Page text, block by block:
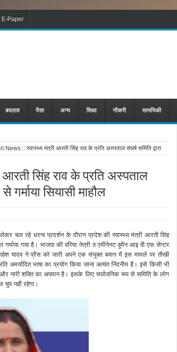
E-Paper
बदलाव पैसा अन्य शिक्षा नौकरी सामयिकी
News :: स्वास्थ्य मंत्री आरती सिंह राव के प्रति अस्पताल संघर्ष समिति द्वारा
आरती सिंह राव के प्रति अस्पताल
गर्माया सियासी माहौल
चल रहे धरना प्रदर्शन के दौरान प्रदेश की स्वास्थ्य मंत्री आरती सिंह
गर्माया गया है। भाजपा की वरिष्ठ नेत्री व एमीनेनट वूमैन आइ वी एफ सेन्टर
यादव ने प्रैस को जारी अपने एक संयुक्त बयान में इस मामले पर तीखी
अमर्यादित भाषा का प्रयोग किया जाना अत्यंत निंदनीय है। इसे किसी भी
नारी शक्ति का अपमान है। इसके लिए सार्वजनिक रूप से समिति के लोग
चुप नहीं रहेगा।